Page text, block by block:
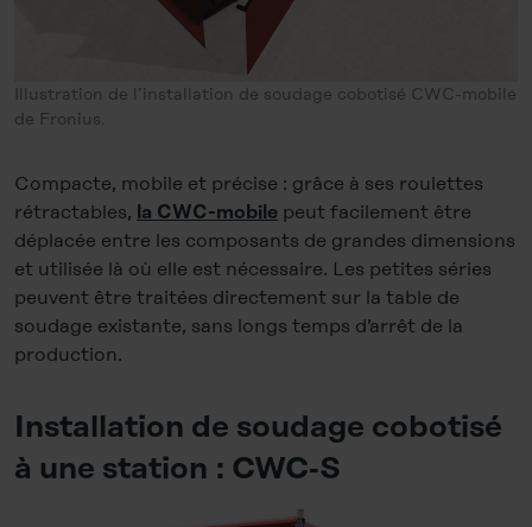
Illustration de l’installation de soudage cobotisé CWC-mobile
de Fronius.
Compacte, mobile et précise : grâce à ses roulettes
rétractables,
la CWC-mobile peut facilement être
déplacée entre les composants de grandes dimensions
et utilisée là où elle est nécessaire. Les petites séries
peuvent être traitées directement sur la table de
soudage existante, sans longs temps d’arrêt de la
production.
Installation de soudage cobotisé
à une station : CWC‑S